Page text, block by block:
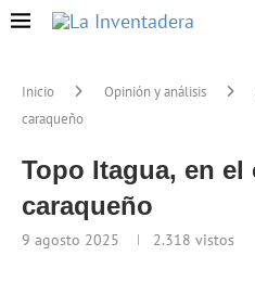
Inicio Opinión y análisis
caraqueño
Topo Itagua, en
caraqueño
9 agosto 2025 2.318 vistos